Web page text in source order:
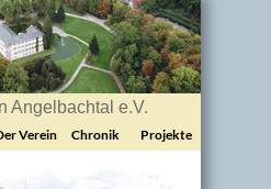
Angelbachtal e.V.
Verein Chronik Projekte